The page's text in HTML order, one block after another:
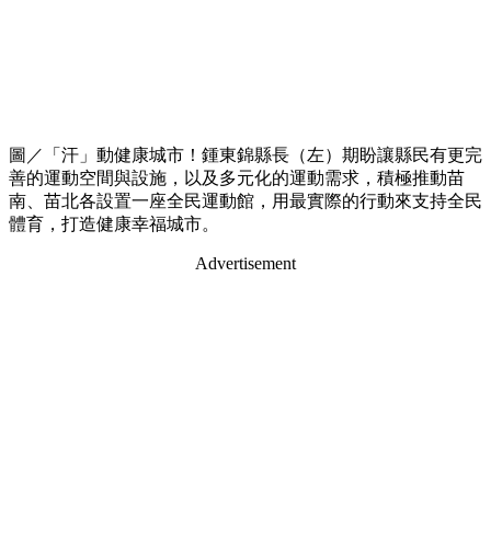
圖／「汗」動健康城市！鍾東錦縣長（左）期盼讓縣民有更完
善的運動空間與設施，以及多元化的運動需求，積極推動苗
南、苗北各設置一座全民運動館，用最實際的行動來支持全民
體育，打造健康幸福城市。
Advertisement